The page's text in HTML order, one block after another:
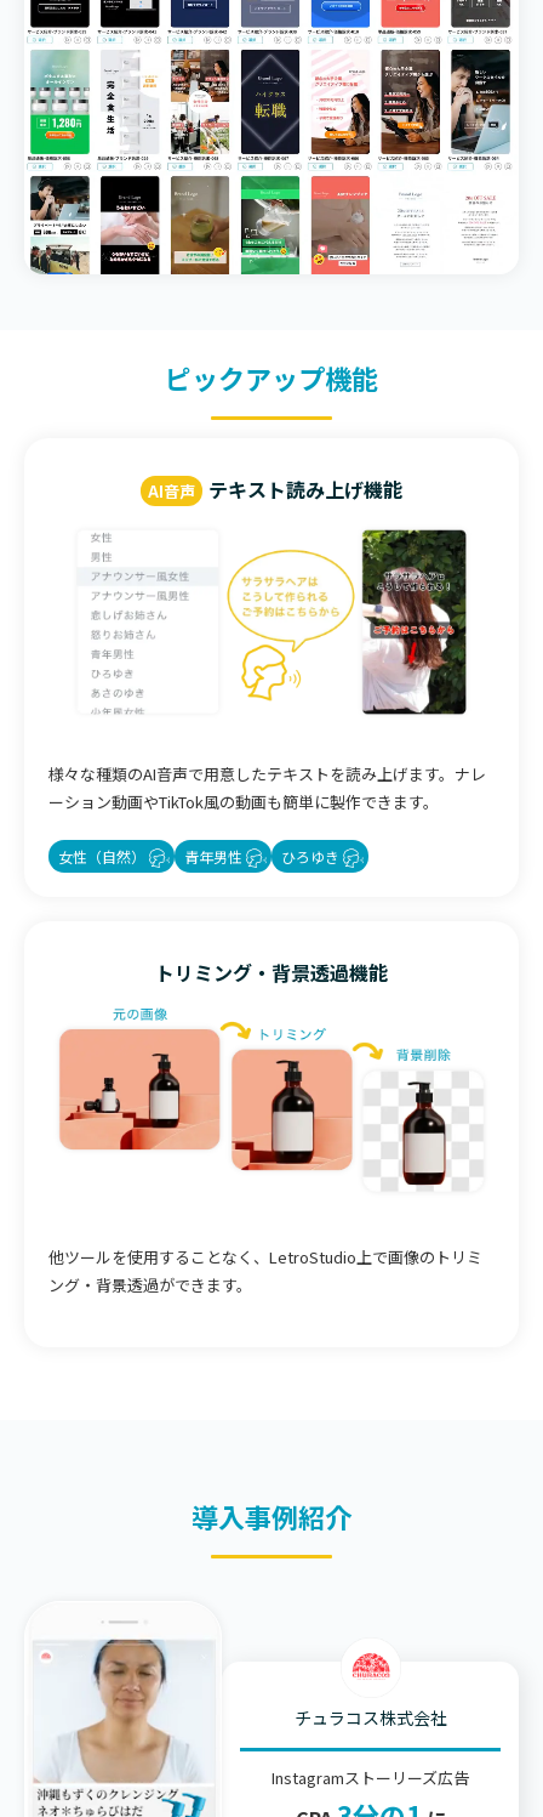
ピックアップ機能
AI音声 テキスト読み上げ機能
様々な種類のAI音声で用意したテキストを読み上げます。ナレ
ーション動画やTikTok風の動画も簡単に製作できます。
女性（自然） 青年男性 ひろゆき
トリミング・背景透過機能
他ツールを使用することなく、LetroStudio上で画像のトリミ
ング・背景透過ができます。
導入事例紹介
チュラコス株式会社
Instagramストーリーズ広告